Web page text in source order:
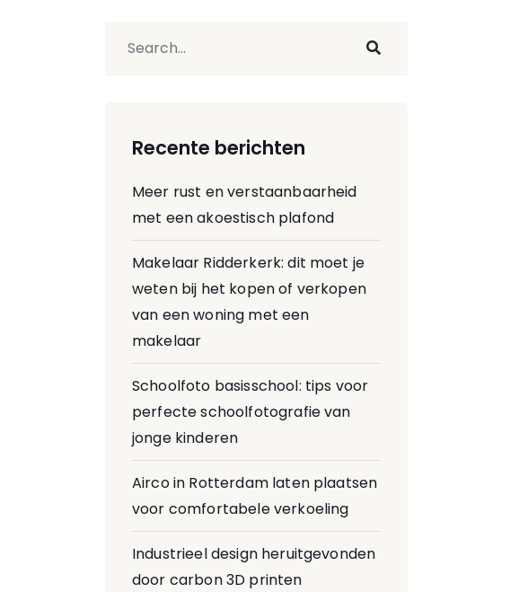
Recente berichten
Meer rust en verstaanbaarheid
met een akoestisch plafond
Makelaar Ridderkerk: dit moet je
weten bij het kopen of verkopen
van een woning met een
makelaar
Schoolfoto basisschool: tips voor
perfecte schoolfotografie van
jonge kinderen
Airco in Rotterdam laten plaatsen
voor comfortabele verkoeling
Industrieel design heruitgevonden
door carbon 3D printen